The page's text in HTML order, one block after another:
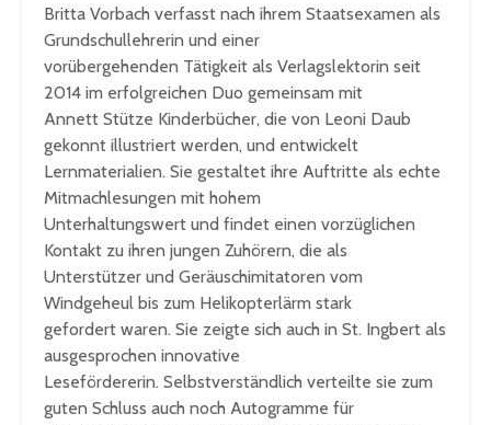
Britta Vorbach verfasst nach ihrem Staatsexamen als
Grundschullehrerin und einer
vorübergehenden Tätigkeit als Verlagslektorin seit
2014 im erfolgreichen Duo gemeinsam mit
Annett Stütze Kinderbücher, die von Leoni Daub
gekonnt illustriert werden, und entwickelt
Lernmaterialien. Sie gestaltet ihre Auftritte als echte
Mitmachlesungen mit hohem
Unterhaltungswert und findet einen vorzüglichen
Kontakt zu ihren jungen Zuhörern, die als
Unterstützer und Geräuschimitatoren vom
Windgeheul bis zum Helikopterlärm stark
gefordert waren. Sie zeigte sich auch in St. Ingbert als
ausgesprochen innovative
Lesefördererin. Selbstverständlich verteilte sie zum
guten Schluss auch noch Autogramme für